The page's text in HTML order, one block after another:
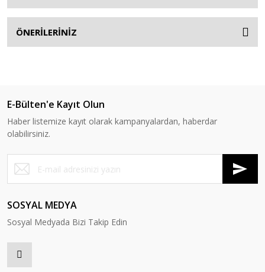
ÖNERİLERİNİZ
E-Bülten'e Kayıt Olun
Haber listemize kayıt olarak kampanyalardan, haberdar
olabilirsiniz.
SOSYAL MEDYA
Sosyal Medyada Bizi Takip Edin